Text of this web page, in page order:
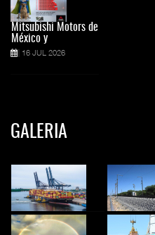
Mitsubishi Motors de
México y
16 JUL 2026
GALERIA